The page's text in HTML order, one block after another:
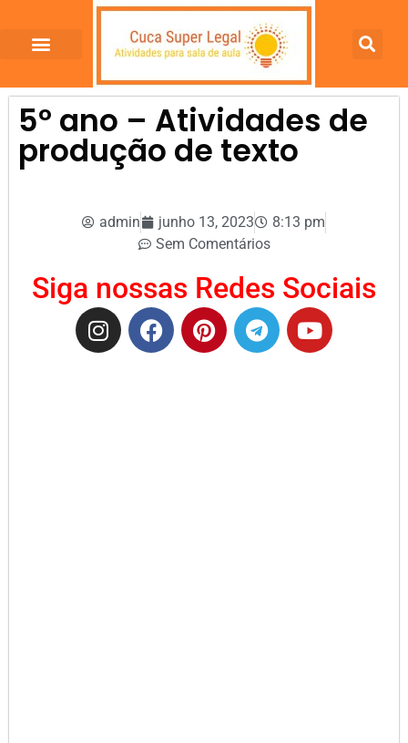
5º ano – Atividades de
produção de texto
admin junho 13, 2023
8:13 pm
Sem Comentários
Siga nossas Redes Sociais